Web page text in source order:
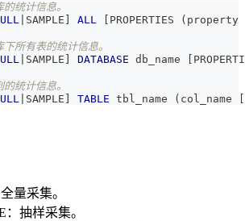
统计信息。
SAMPLE ALL PROPERTIES ( property
所有表的统计信息。
SAMPLE DATABASE db_name
统计信息。
SAMPLE TABLE tbl_name ( col_name
量采集。
：抽样采集。